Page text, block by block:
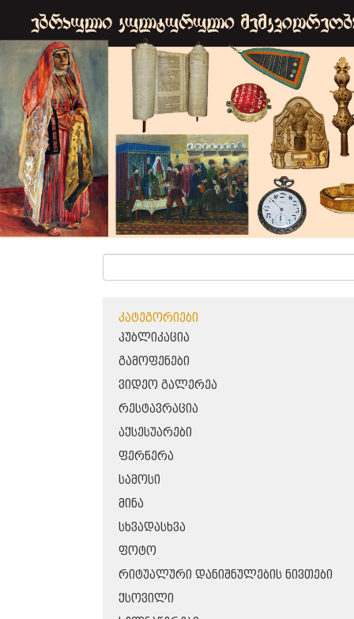
ᲙᲐᲢᲔᲒᲝᲠᲘᲔᲑᲘ
ᲞᲣᲑᲚᲘᲙᲐᲪᲘᲐ
ᲒᲐᲛᲝᲤᲔᲜᲔᲑᲘ
ᲕᲘᲓᲔᲝ ᲒᲐᲚᲔᲠᲔᲐ
ᲠᲔᲡᲢᲐᲕᲠᲐᲪᲘᲐ
ᲐᲥᲡᲔᲡᲣᲐᲠᲔᲑᲘ
ᲤᲔᲠᲬᲔᲠᲐ
ᲡᲐᲛᲝᲡᲘ
ᲛᲘᲜᲐ
ᲡᲮᲕᲐᲓᲐᲡᲮᲕᲐ
ᲤᲝᲢᲝ
ᲠᲘᲢᲣᲐᲚᲣᲠᲘ ᲓᲐᲜᲘᲨᲜᲣᲚᲔᲑᲘᲡ ᲜᲘᲕᲗᲔᲑᲘ
ᲥᲡᲝᲕᲘᲚᲘ